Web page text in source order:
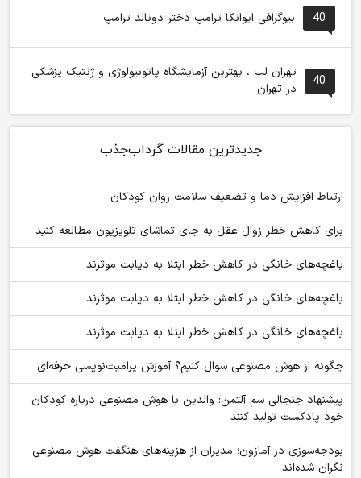
40 بیوگرافی ایوانکا ترامپ دختر دونالد ترامپ
40
تهران لب ، بهترین آزمایشگاه پاتوبیولوژی و ژنتیک پزشکی
در تهران
جدیدترین مقالات گرداب‌جذب
ارتباط افزایش دما و تضعیف سلامت روان کودکان
برای کاهش خطر زوال عقل به جای تماشای تلویزیون مطالعه کنید
باغچه‌های خانگی در کاهش خطر ابتلا به دیابت موثرند
باغچه‌های خانگی در کاهش خطر ابتلا به دیابت موثرند
باغچه‌های خانگی در کاهش خطر ابتلا به دیابت موثرند
چگونه از هوش مصنوعی سوال کنیم؟ آموزش پرامپت‌نویسی حرفه‌ای
پیشنهاد جنجالی سم آلتمن: والدین با هوش مصنوعی درباره کودکان
خود پادکست تولید کنند
بودجه‌سوزی در آمازون؛ مدیران از هزینه‌های هنگفت هوش مصنوعی
نگران شده‌اند